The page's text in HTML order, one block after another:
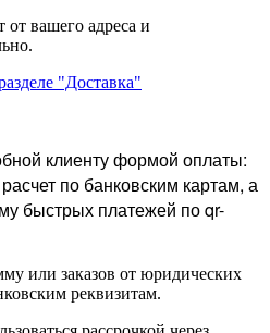
от вашего адреса и
"Доставка"
клиенту формой оплаты:
по банковским картам, а
быстрых платежей по qr-
или заказов от юридических
реквизитам.